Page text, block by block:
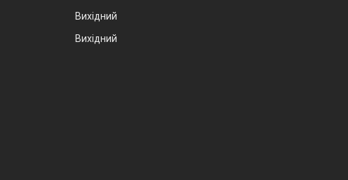
Вихідний
Вихідний